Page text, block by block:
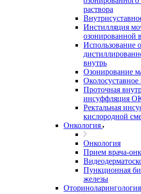
раствора
Инстилляция
Использование
внутрь
Озонирование
Проточная
инсуффляция
Ректальная
кислородной
Онкология
Онкология
Прием врача-
Пункционная
железы
Оториноларингология